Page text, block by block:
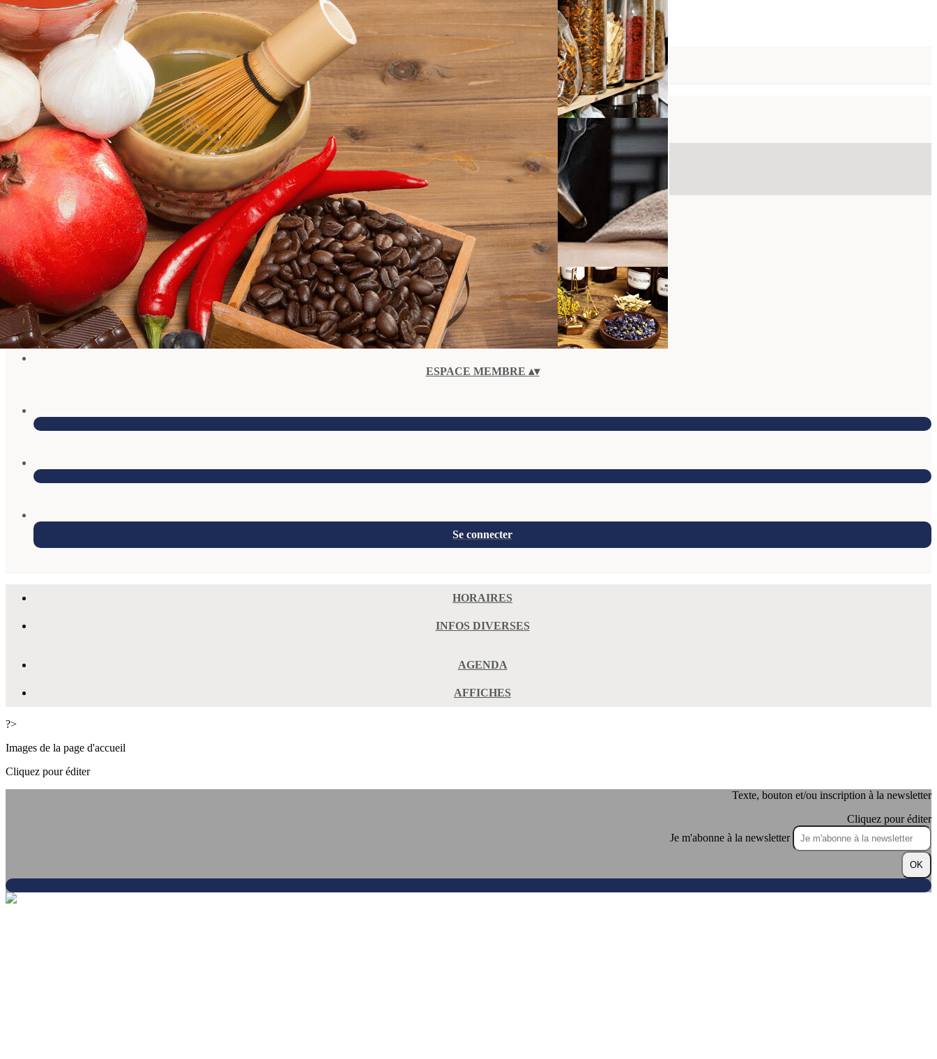
Exporter les lignes sélectionnées
Exporter toutes les colonnes
Exporter uniquement les colonnes affichées
Menu
Ajoutez un logo, un bouton, des réseaux sociaux
Cliquez pour éditer
AK 29 SANTE▴▾
INFOS UTILES▴▾
HORAIRES
INFOS DIVERSES
MANIFESTATIONS▴▾
AGENDA
AFFICHES
VENTES▴▾
ESPACE MEMBRE ▴▾
Se connecter
HORAIRES
INFOS DIVERSES
AGENDA
AFFICHES
?>
Images de la page d'accueil
Cliquez pour éditer
Texte, bouton et/ou inscription à la newsletter
Cliquez pour éditer
Je m'abonne à la newsletter
OK